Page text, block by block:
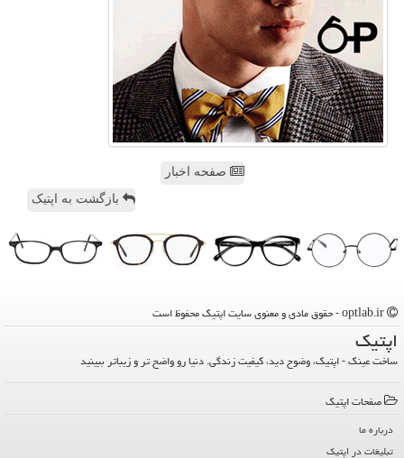
صفحه اخبار
بازگشت به اپتیک
اپتیك
ساخت عینک - اپتیک، وضوح دید، کیفیت زندگی. دنیا رو واضح تر و زیباتر ببینید
صفحات اپتیك
درباره ما
تبلیغات در اپتیك